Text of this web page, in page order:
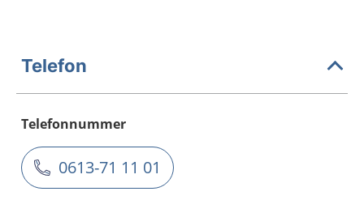
Telefon
Telefonnummer
0613-71 11 01